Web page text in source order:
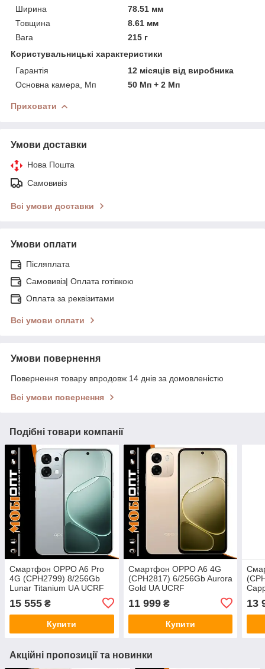
Ширина
78.51 мм
Товщина
8.61 мм
Вага
215 г
Користувальницькі характеристики
Гарантія
12 місяців від виробника
Основна камера, Мп
50 Мп + 2 Мп
Приховати
Умови доставки
Нова Пошта
Самовивіз
Всі умови доставки
Умови оплати
Післяплата
Самовивіз| Оплата готівкою
Оплата за реквізитами
Всі умови оплати
Умови повернення
Повернення товару впродовж 14 днів за домовленістю
Всі умови повернення
Подібні товари компанії
Смартфон OPPO A6 Pro
4G (CPH2799) 8/256Gb
Lunar Titanium UA UCRF
15 555 ₴
Купити
Смартфон OPPO A6 4G
(CPH2817) 6/256Gb Aurora
Gold UA UCRF
11 999₴
Купити
13
Акційні пропозиції та новинки